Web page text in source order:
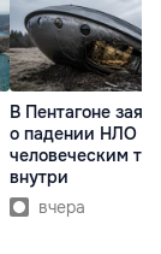
В Пентагоне
о падении НЛО с
человеческим
внутри
вчера